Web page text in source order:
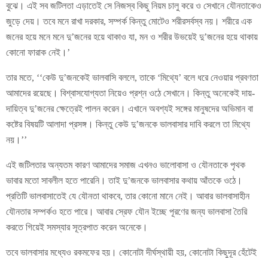
বুঝে। এই সব জটিলতা এড়াতেই সে নিজস্ব কিছু নিয়ম চালু করে ও সেখানে যৌনতাকেও
জুড়ে দেয়। তবে মনে রাখা দরকার, সম্পর্ক কিন্তু মোটেও শরীরসর্বস্ব নয়। শরীরে এক
জনের হয়ে মনে মনে দু’জনের হয়ে থাকাও যা, মন ও শরীর উভয়েই দু’জনের হয়ে থাকায়
কোনো ফারাক নেই।’
তার মতে, ‘‘কেউ দু’জনকেই ভালবাসি বললে, তাকে ‘মিথ্যে’ বলে ধরে নেওয়ার প্রবণতা
আমাদের রয়েছে। বিশ্বাসযোগ্যতা নিয়েও প্রশ্ন ওঠে সেখানে। কিন্তু অনেকেই দায়-
দায়িত্ব দু’জনের ক্ষেত্রেই পালন করেন। এখানে অবশ্যই সঙ্গের মানুষদের অভিমান বা
কষ্টের বিষয়টি আলাদা প্রসঙ্গ। কিন্তু কেউ দু’জনকে ভালবাসার দাবি করলে তা মিথ্যে
নয়।’’
এই জটিলতার অন্যতম কারণ আমাদের সমাজ এখনও ভালোবাসা ও যৌনতাকে পৃথক
ভাবার মতো সাবলীল হতে পারেনি। তাই দু’জনকে ভালবাসার কথায় আঁতকে ওঠে।
প্রতিটি ভালবাসাতেই যে যৌনতা থাকবে, তার কোনো মানে নেই। আবার ভালবাসাহীন
যৌনতার সম্পর্কও হতে পারে। আবার স্রেফ যৌন ইচ্ছে পূরণের জন্য ভালবাসা তৈরি
করতে গিয়েই সমস্যার সূত্রপাত করেন অনেকে।
তবে ভালবাসার মধ্যেও রকমফের হয়। কোনোটা দীর্ঘস্থায়ী হয়, কোনোটা কিছুদূর হেঁটেই